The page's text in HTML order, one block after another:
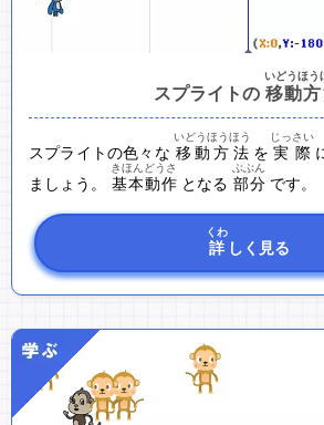
スプライトの 移動
いどうほう
スプライトの色々な 移動方法
いどうほうほう
を 実際
じっさい
ましょう。 基本動作
きほんどうさ
となる 部分
ぶぶん
です。
詳
くわ
しく見る